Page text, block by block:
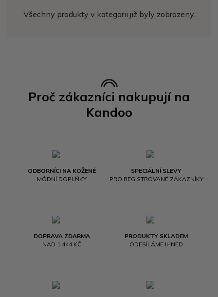
Všechny produkty v kategorii již byly zobrazeny.
Proč zákazníci nakupují na
Kandoo
ODBORNÍCI NA KOŽENÉ
MÓDNÍ DOPLŇKY
SPECIÁLNÍ SLEVY
PRO REGISTROVANÉ ZÁKAZNÍKY
DOPRAVA ZDARMA
NAD 1 444 KČ
PRODUKTY SKLADEM
ODESÍLÁME IHNED